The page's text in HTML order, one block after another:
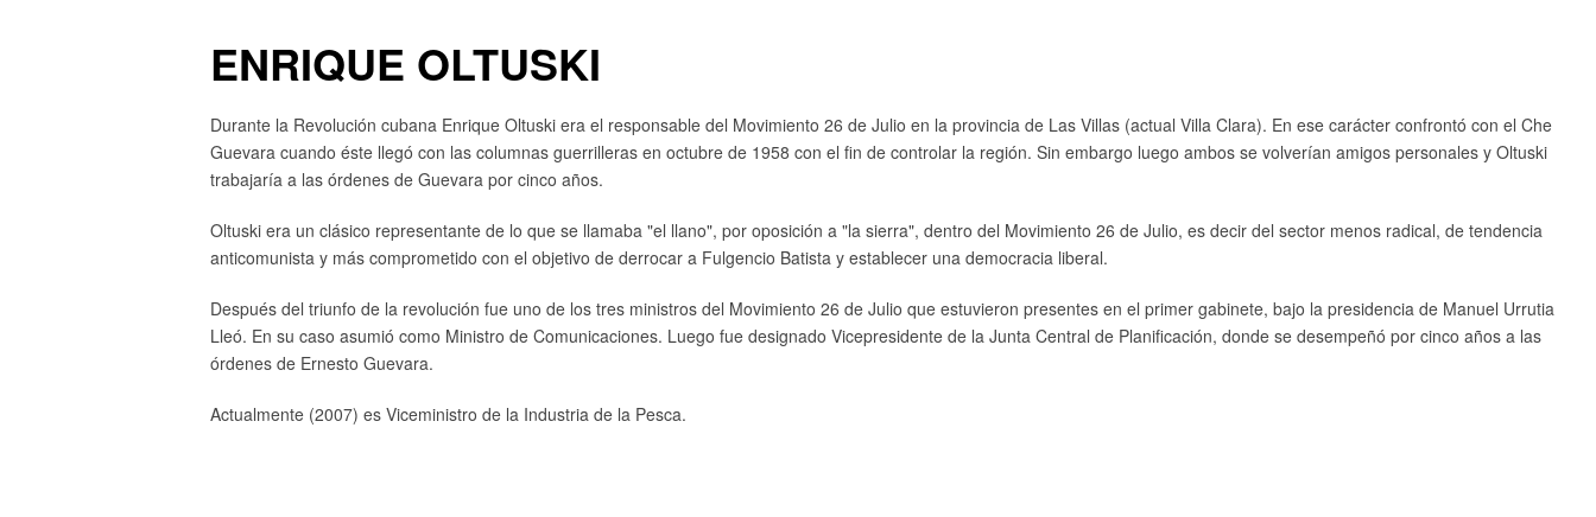
ENRIQUE OLTUSKI
Durante la Revolución cubana Enrique Oltuski era el responsable del Movimiento 26 de Julio en la provincia de Las Villas (actual Villa Clara). En ese carácter confrontó con el Che
Guevara cuando éste llegó con las columnas guerrilleras en octubre de 1958 con el fin de controlar la región. Sin embargo luego ambos se volverían amigos personales y Oltuski
trabajaría a las órdenes de Guevara por cinco años.
Oltuski era un clásico representante de lo que se llamaba "el llano", por oposición a "la sierra", dentro del Movimiento 26 de Julio, es decir del sector menos radical, de tendencia
anticomunista y más comprometido con el objetivo de derrocar a Fulgencio Batista y establecer una democracia liberal.
Después del triunfo de la revolución fue uno de los tres ministros del Movimiento 26 de Julio que estuvieron presentes en el primer gabinete, bajo la presidencia de Manuel Urrutia
Lleó. En su caso asumió como Ministro de Comunicaciones. Luego fue designado Vicepresidente de la Junta Central de Planificación, donde se desempeñó por cinco años a las
órdenes de Ernesto Guevara.
Actualmente (2007) es Viceministro de la Industria de la Pesca.